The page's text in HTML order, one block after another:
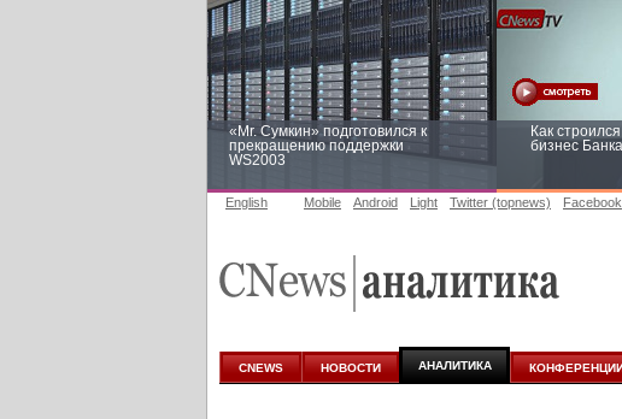
«Mr. Сумкин» подготовился к
прекращению поддержки
WS2003
Как
бизнес
аналитике
English Mobile Android Light Twitter (topnews) Facebook
CNEWS НОВОСТИ АНАЛИТИКА